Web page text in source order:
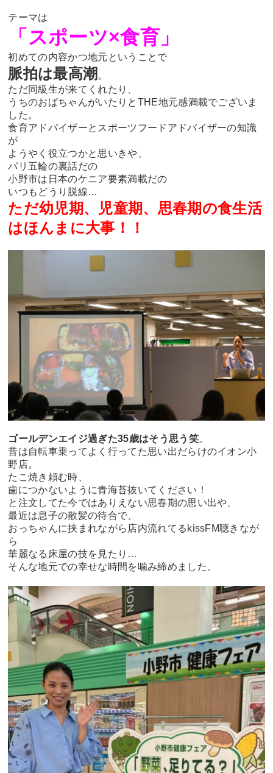
テーマは
「スポーツ×食育」
初めての内容かつ地元ということで
脈拍は最高潮 。
ただ同級生が来てくれたり、
うちのおばちゃんがいたりとTHE地元感満載でございま
した。
食育アドバイザーとスポーツフードアドバイザーの知識
が
ようやく役立つかと思いきや、
パリ五輪の裏話だの
小野市は日本のケニア要素満載だの
いつもどうり脱線…
ただ幼児期、児童期、思春期の食生活
はほんまに大事！！
ゴールデンエイジ過ぎた35歳はそう思う笑。
昔は自転車乗ってよく行ってた思い出だらけのイオン小
野店。
たこ焼き頼む時、
歯につかないように青海苔抜いてください！
と注文してた今ではありえない思春期の思い出や、
最近は息子の散髪の待合で、
おっちゃんに挟まれながら店内流れてるkissFM聴きなが
ら
華麗なる床屋の技を見たり…
そんな地元での幸せな時間を噛み締めました。